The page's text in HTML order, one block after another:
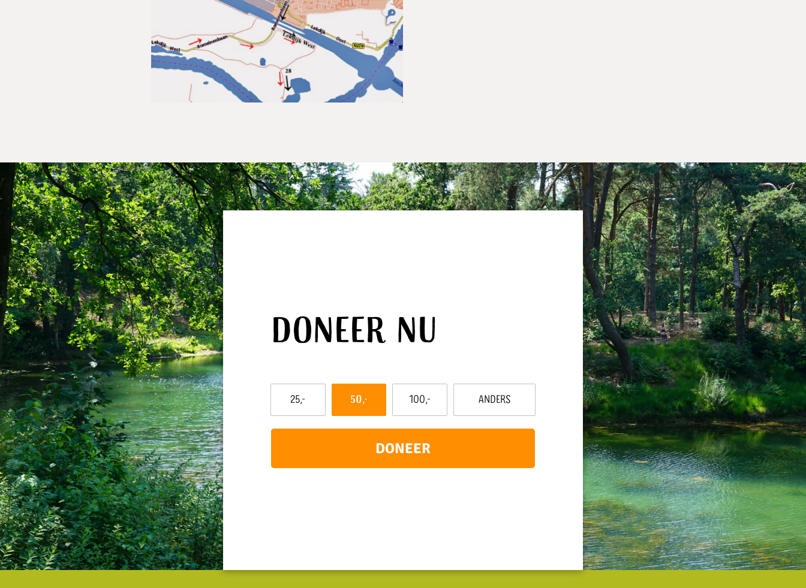
Doneer nu
bedrag
wil
ik
25,- 50,- 100,- Anders
DONEER